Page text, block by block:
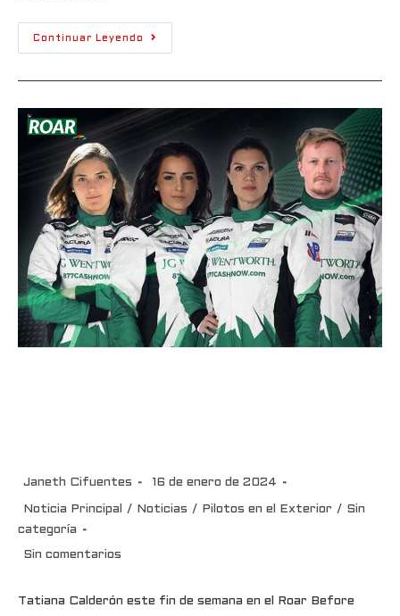
Continuar Leyendo
Janeth Cifuentes 16 de enero de 2024
Noticia Principal / Noticias / Pilotos en el Exterior / Sin
categoría
Sin comentarios
Tatiana Calderón este fin de semana en el Roar Before